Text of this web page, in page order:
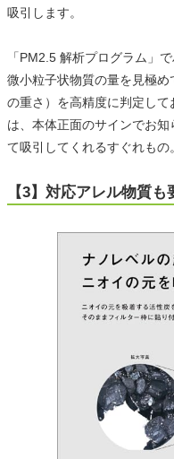
吸引します。
「PM2.5 解析プログラム」
微小粒子状物質の量を見極
の重さ）を高精度に判定し
は、本体正面のサインでお
て吸引してくれるすぐれもの。
【3】対応アレル物質も